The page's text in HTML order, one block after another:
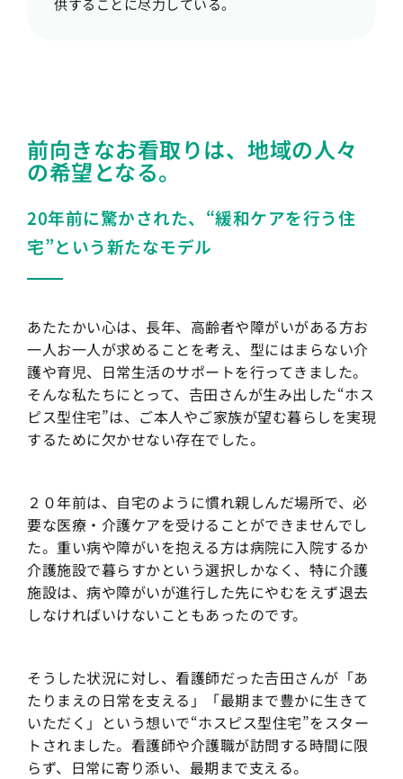
前向きなお看取りは、地域の人々
の希望となる。
20年前に驚かされた、“緩和ケアを行う住
宅”という新たなモデル
あたたかい心は、長年、高齢者や障がいがある方お
一人お一人が求めることを考え、型にはまらない介
護や育児、日常生活のサポートを行ってきました。
そんな私たちにとって、𠮷田さんが生み出した“ホス
ピス型住宅”は、ご本人やご家族が望む暮らしを実現
するために欠かせない存在でした。
２０年前は、自宅のように慣れ親しんだ場所で、必
要な医療・介護ケアを受けることができませんでし
た。重い病や障がいを抱える方は病院に入院するか
介護施設で暮らすかという選択しかなく、特に介護
施設は、病や障がいが進行した先にやむをえず退去
しなければいけないこともあったのです。
そうした状況に対し、看護師だった𠮷田さんが「あ
たりまえの日常を支える」「最期まで豊かに生きて
いただく」という想いで“ホスピス型住宅”をスター
トされました。看護師や介護職が訪問する時間に限
らず、日常に寄り添い、最期まで支える。